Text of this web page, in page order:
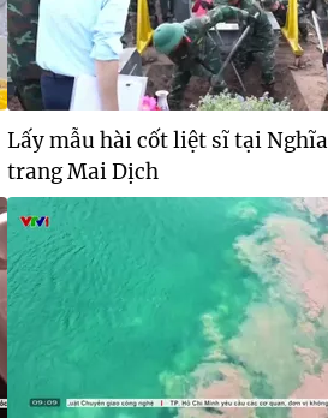
Lấy mẫu hài cốt liệt sĩ tại Nghĩa
trang Mai Dịch